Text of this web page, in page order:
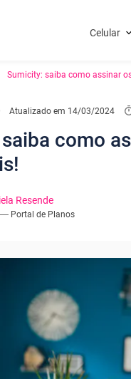
Celular
Sumicity: saiba como assinar
Atualizado em 14/03/2024
como
Resende
Portal de Planos